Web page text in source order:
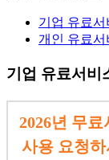
기업 유료서
개인 유료서
기업 유료서비
2026년 무
사용 요청